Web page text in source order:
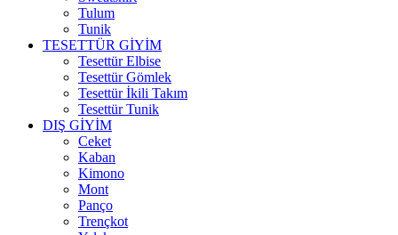
Tulum
Tunik
TESETTÜR GİYİM
Tesettür Elbise
Tesettür Gömlek
Tesettür İkili Takım
Tesettür Tunik
DIŞ GİYİM
Ceket
Kaban
Kimono
Mont
Panço
Trençkot